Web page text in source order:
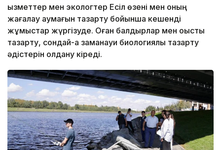
қызметтер мен экологтер Есіл өзені мен оның
жағалау аумағын тазарту бойынша кешенді
жұмыстар жүргізуде. Оған балдырлар мен қоқысты
тазарту, сондай-ақ заманауи биологиялық тазарту
әдістерін қолдану кіреді.